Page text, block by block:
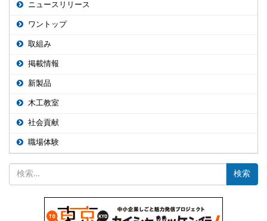
ニュースリリース
ワントップ
取組み
掲載情報
新製品
木工教室
社会貢献
職場体験
検
索: